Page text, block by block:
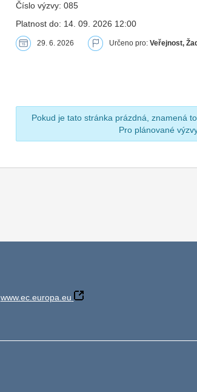
Číslo výzvy: 085
Platnost do: 14. 09. 2026 12:00
29. 6. 2026 Určeno pro:Veřejnost,
Pokud je tato stránka prázdná, znamená
Pro plánované
www.ec.europa.eu